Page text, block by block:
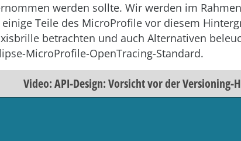
werden sollte. Wir werden im
Teile des MicroProfile vor diesem
betrachten und auch Alternativen
MicroProfile-OpenTracing-Standard.
Video: API-Design: Vorsicht vor der Versioning-